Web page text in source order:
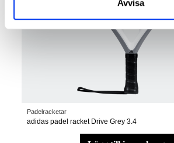
Avvisa
Padelracketar
adidas padel racket Drive Grey 3.4